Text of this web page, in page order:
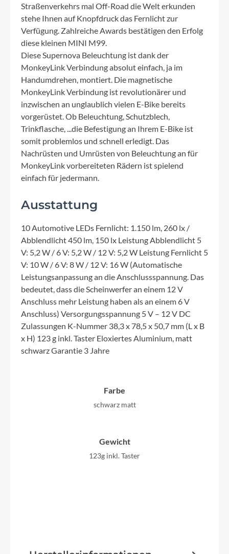
Straßenverkehrs mal Off-Road die Welt erkunden
stehe Ihnen auf Knopfdruck das Fernlicht zur
Verfügung. Zahlreiche Awards bestätigen den Erfolg
diese kleinen MINI M99.
Diese Supernova Beleuchtung ist dank der
MonkeyLink Verbindung absolut einfach, ja im
Handumdrehen, montiert. Die magnetische
MonkeyLink Verbindung ist revolutionärer und
inzwischen an unglaublich vielen E-Bike bereits
vorgerüstet. Ob Beleuchtung, Schutzblech,
Trinkflasche, ...die Befestigung an Ihrem E-Bike ist
somit problemlos und schnell erledigt. Das
Nachrüsten und Umrüsten von Beleuchtung an für
MonkeyLink vorbereiteten Rädern ist spielend
einfach für jedermann.
Ausstattung
10 Automotive LEDs Fernlicht: 1.150 lm, 260 lx /
Abblendlicht 450 lm, 150 lx Leistung Abblendlicht 5
V: 5,2 W / 6 V: 5,2 W / 12 V: 5,2 W Leistung Fernlicht 5
V: 10 W / 6 V: 8 W / 12 V: 16 W (Automatische
Leistungsanpassung an die Anschlussspannung. Das
bedeutet, dass die Scheinwerfer an einem 12 V
Anschluss mehr Leistung haben als an einem 6 V
Anschluss) Versorgungsspannung 5 V – 12 V DC
Zulassungen K-Nummer 38,3 x 78,5 x 50,7 mm (L x B
x H) 123 g inkl. Taster Eloxiertes Aluminium, matt
schwarz Garantie 3 Jahre
Farbe
schwarz matt
Gewicht
123g inkl. Taster